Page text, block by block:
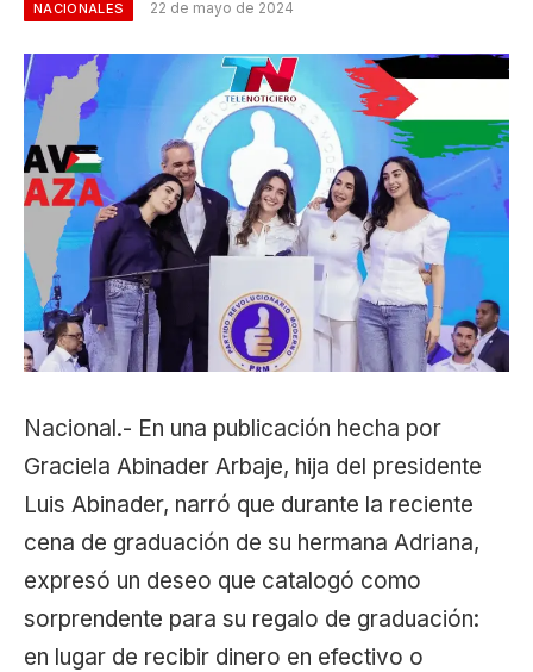
NACIONALES 22 de mayo de 2024
Nacional.- En una publicación hecha por
Graciela Abinader Arbaje, hija del presidente
Luis Abinader, narró que durante la reciente
cena de graduación de su hermana Adriana,
expresó un deseo que catalogó como
sorprendente para su regalo de graduación:
en lugar de recibir dinero en efectivo o